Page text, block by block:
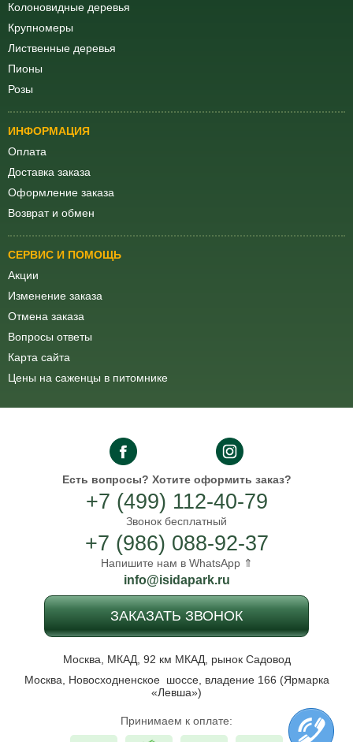
Колоновидные деревья
Крупномеры
Лиственные деревья
Пионы
Розы
ИНФОРМАЦИЯ
Оплата
Доставка заказа
Оформление заказа
Возврат и обмен
СЕРВИС И ПОМОЩЬ
Акции
Изменение заказа
Отмена заказа
Вопросы ответы
Карта сайта
Цены на саженцы в питомнике
Есть вопросы? Хотите оформить заказ?
+7 (499) 112-40-79
Звонок бесплатный
+7 (986) 088-92-37
Напишите нам в WhatsApp ⇑
info@isidapark.ru
ЗАКАЗАТЬ ЗВОНОК
Москва, МКАД, 92 км МКАД, рынок Садовод
Москва, Новосходненское шоссе, владение 166 (Ярмарка
«Левша»)
Принимаем к оплате: